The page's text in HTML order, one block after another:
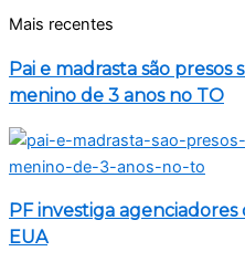
Mais recentes
Pai e madrasta são
menino de 3 anos no TO
PF investiga
EUA